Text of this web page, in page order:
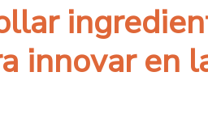
innovar en